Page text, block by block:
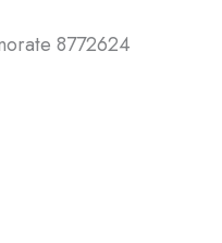
8772624